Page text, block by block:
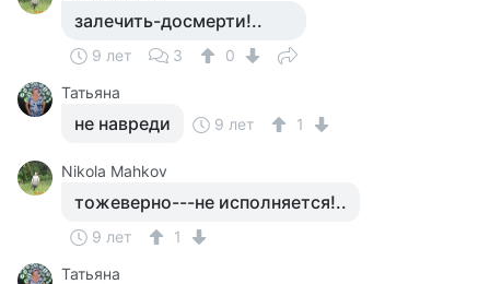
залечить-досмерти!..
9 лет 3
0
Татьяна
не навреди 9 лет 1
Nikola Mahkov
тожеверно---не исполняется!..
9 лет
1
Татьяна